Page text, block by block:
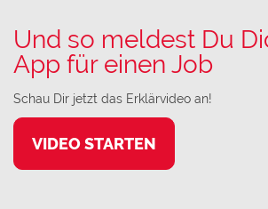
Und so meldest Du
App für einen Job
Schau Dir jetzt das Erklärvideo an!
VIDEO STARTEN